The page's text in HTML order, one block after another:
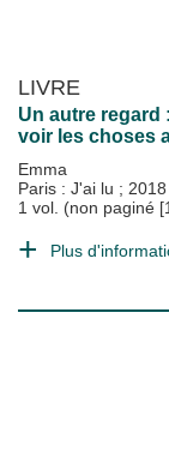
LIVRE
Un autre regard
voir les choses
Emma
Paris : J'ai lu ; 2018
1 vol. (non paginé
Plus